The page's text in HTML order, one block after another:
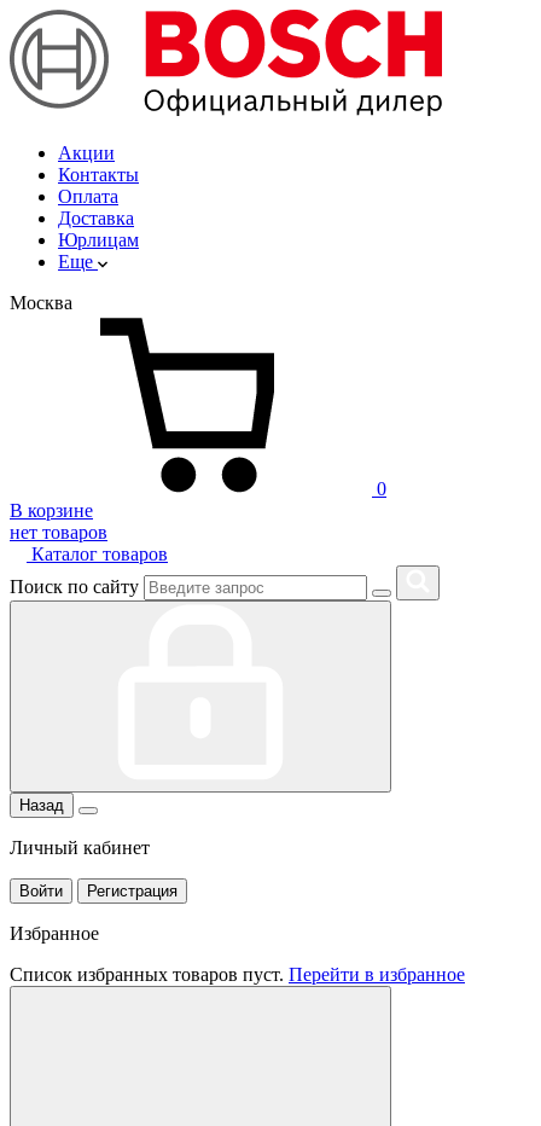
Акции
Контакты
Оплата
Доставка
Юрлицам
Еще
Москва
0
В корзине
нет товаров
Каталог товаров
Поиск по сайту
Назад
Личный кабинет
Войти Регистрация
Избранное
Список избранных товаров пуст. Перейти в избранное